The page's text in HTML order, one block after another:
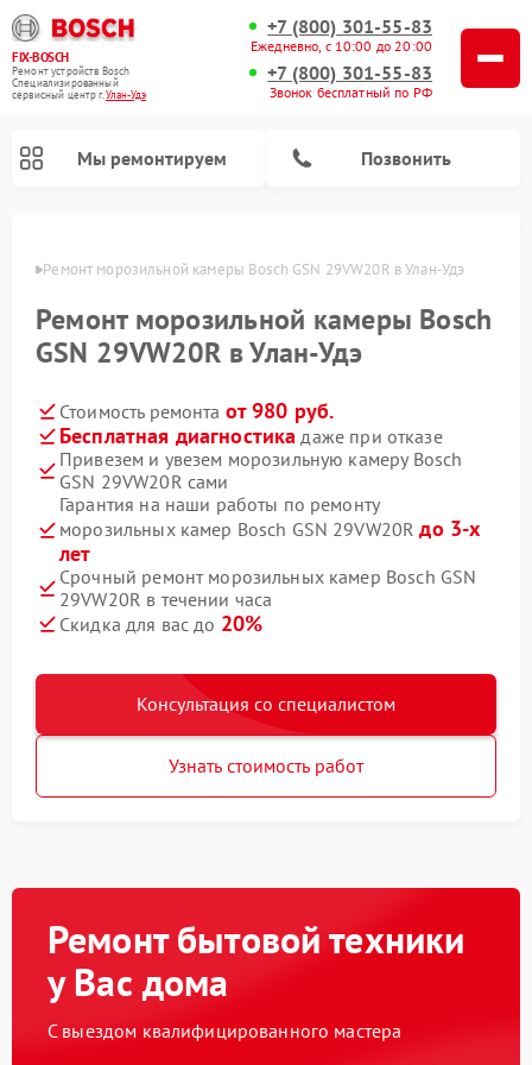
FIX-BOSCH
Ремонт устройств Bosch
Специализированный
cервисный центр г.Улан-Удэ
+7 (800) 301-55-83
Ежедневно, с 10:00 до 20:00
+7 (800) 301-55-83
Звонок бесплатный по РФ
Мы ремонтируем Позвонить
Удэ Ремонт морозильной камеры Bosch GSN 29VW20R в Улан-Удэ
Ремонт морозильной камеры Bosch
GSN 29VW20R в Улан-Удэ
Стоимость ремонта от 980 руб.
Бесплатная диагностика даже при отказе
Привезем и увезем морозильную камеру Bosch
GSN 29VW20R сами
Гарантия на наши работы по ремонту
морозильных камер Bosch GSN 29VW20Rдо 3-х
лет
Срочный ремонт морозильных камер Bosch GSN
29VW20R в течении часа
Скидка для вас до 20%
Консультация со специалистом
Узнать стоимость работ
Ремонт бытовой техники
у Вас дома
С выездом квалифицированного мастера